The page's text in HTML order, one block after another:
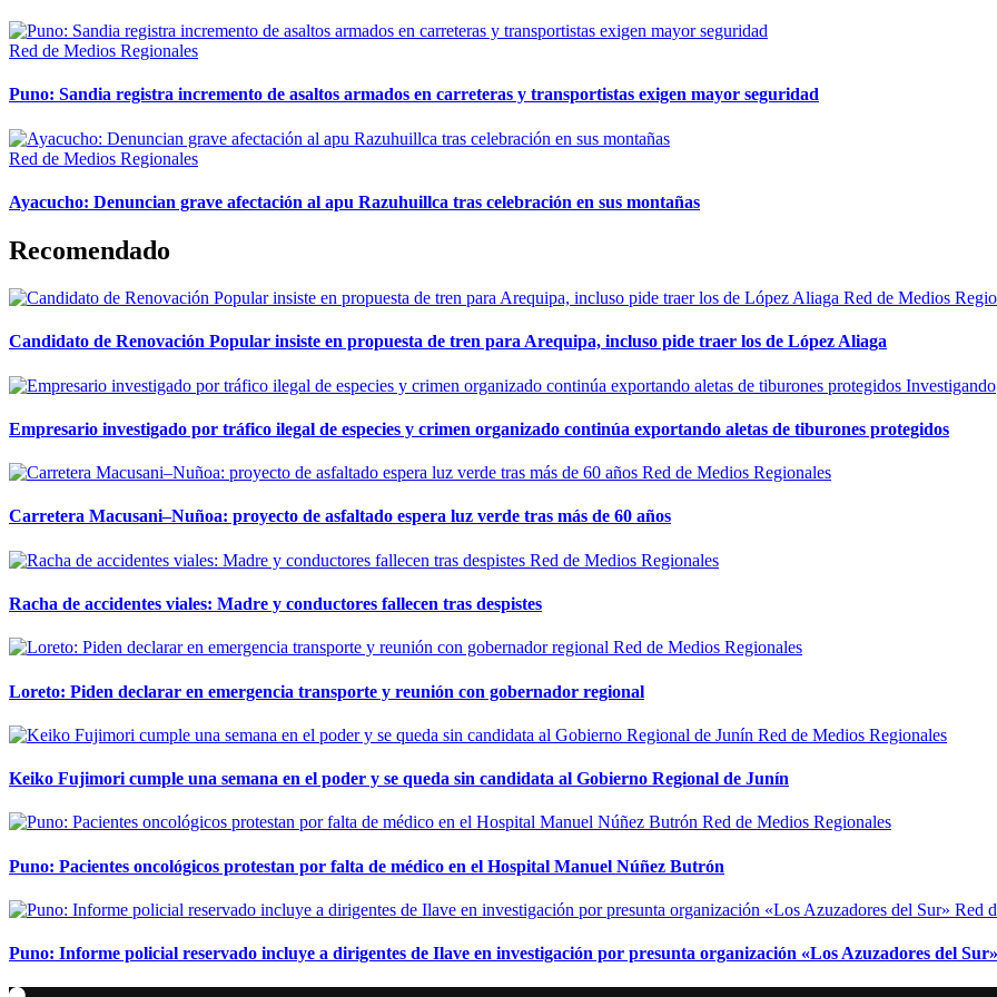
Red de Medios Regionales
Puno: Sandia registra incremento de asaltos armados en carreteras y transportistas exigen mayor seguridad
Red de Medios Regionales
Ayacucho: Denuncian grave afectación al apu Razuhuillca tras celebración en sus montañas
Recomendado
Red de Medios
Candidato de Renovación Popular insiste en propuesta de tren para Arequipa, incluso pide traer los de López Aliaga
Investigando
Empresario investigado por tráfico ilegal de especies y crimen organizado continúa exportando aletas de tiburones protegidos
Red de Medios Regionales
Carretera Macusani–Nuñoa: proyecto de asfaltado espera luz verde tras más de 60 años
Red de Medios Regionales
Racha de accidentes viales: Madre y conductores fallecen tras despistes
Red de Medios Regionales
Loreto: Piden declarar en emergencia transporte y reunión con gobernador regional
Red de Medios Regionales
Keiko Fujimori cumple una semana en el poder y se queda sin candidata al Gobierno Regional de Junín
Red de Medios Regionales
Puno: Pacientes oncológicos protestan por falta de médico en el Hospital Manuel Núñez Butrón
Red
Puno: Informe policial reservado incluye a dirigentes de Ilave en investigación por presunta organización «Los Azuzadores del Sur»